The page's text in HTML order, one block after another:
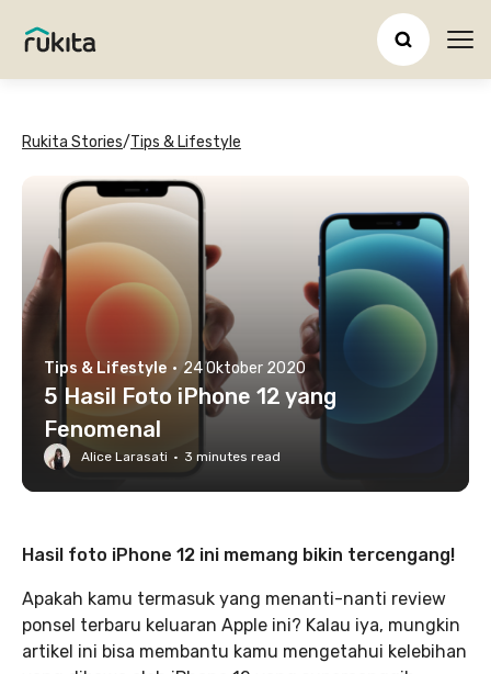
Rukita Stories/Tips & Lifestyle
Tips & Lifestyle · 24 Oktober 2020
5 Hasil Foto iPhone 12 yang
Fenomenal
Alice Larasati · 3 minutes read
Hasil foto iPhone 12 ini memang bikin tercengang!
Apakah kamu termasuk yang menanti-nanti review
ponsel terbaru keluaran Apple ini? Kalau iya, mungkin
artikel ini bisa membantu kamu mengetahui kelebihan